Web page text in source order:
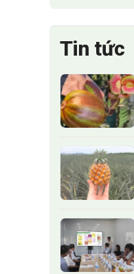
Tin tức